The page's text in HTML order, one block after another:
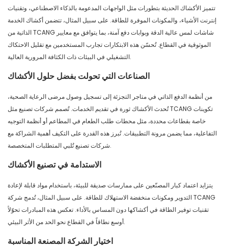
تتميز الأكشاك الحديثة بتطورات مثل الواجهات المدعومة بالذكاء الاصطناعي، وتقنيات
إنترنت الأشياء، والمكونات الموفرة للطاقة. على سبيل المثال، تتضمن أكشاك الخدمة
الذاتية من TCANG شاشات لمس عالية الدقة وبوابات دفع آمنة، بما يتوافق مع معايير
الموثوقية في القطاع. تُحسّن هذه الابتكارات تجارب المستخدمين مع تقليل الاحتكاك
التشغيلي في البيئات ذات الكثافة المرورية العالية.
الصناعات التي تحولت بفضل حلول الأكشاك
من أنظمة الدفع الذاتي في متاجر التجزئة إلى تسجيل وصول مرضى الرعاية الصحية،
تُحدث الأكشاك ثورة في تقديم الخدمات. تُصمم شركات تصنيع مثل TCANG تكوينات
خاصة بقطاعات محددة، مثل محطات طلب الطعام في المطاعم أو أنظمة التوجيه
التفاعلية، مما يضمن مرونة التطبيقات. تُبرز هذه القدرة على التكيف أهمية الشراكة مع
شركات تصنيع تُلبي المتطلبات المتخصصة.
الاستدامة في تصنيع الأكشاك
يتزايد اعتماد كبار المصنّعين على ممارسات صديقة للبيئة، باستخدام مواد قابلة لإعادة
التدوير ومكونات منخفضة الاستهلاك للطاقة. على سبيل المثال، تُدمج شركة TCANG
تقنيات توفير الطاقة في أكشاكها دون المساس بالأداء. تعكس هذه المبادرات تحوّلاً
أوسع نطاقاً في القطاع نحو الحد من الأثر البيئي.
اختيار الشركة المصنعة المناسبة